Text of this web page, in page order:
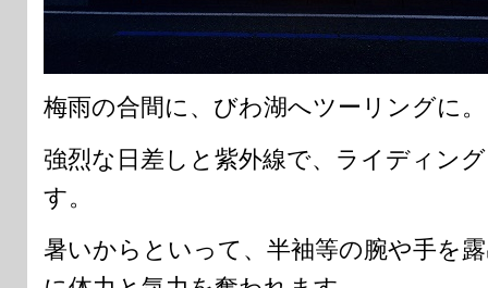
梅雨の合間に、びわ湖へツーリングに。
強烈な日差しと紫外線で、ライディン
す。
暑いからといって、半袖等の腕や手を